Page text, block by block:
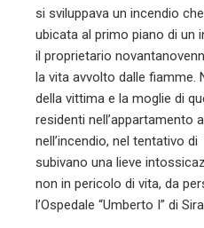
si sviluppava un incendio
ubicata al primo piano di un
il proprietario
la vita avvolto dalle fiamme.
della vittima e la moglie di
residenti nell’appartamento
nell’incendio, nel tentativo
subivano una lieve
non in pericolo di vita, da
l’Ospedale “Umberto I” di